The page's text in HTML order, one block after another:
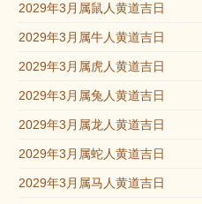
2029年3月属鼠人黄道吉日
2029年3月属牛人黄道吉日
2029年3月属虎人黄道吉日
2029年3月属兔人黄道吉日
2029年3月属龙人黄道吉日
2029年3月属蛇人黄道吉日
2029年3月属马人黄道吉日